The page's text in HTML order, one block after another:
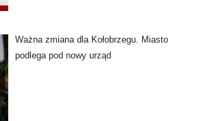
Ważna zmiana dla Kołobrzegu. Miasto
podlega pod nowy urząd